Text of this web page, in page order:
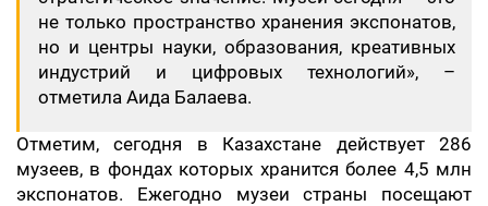
не только пространство хранения экспонатов,
но и центры науки, образования, креативных
индустрий и цифровых технологий», –
отметила Аида Балаева.
Отметим, сегодня в Казахстане действует 286
музеев, в фондах которых хранится более 4,5 млн
экспонатов. Ежегодно музеи страны посещают